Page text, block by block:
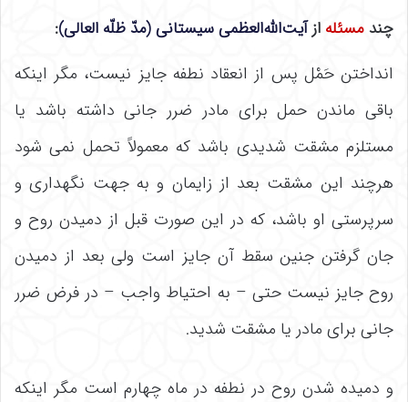
چند مسئله ازآیت‌الله‌العظمی سیستانی (مدّ ظلّه العالی):
انداختن حَمْل پس از انعقاد نطفه جایز نیست، مگر اینکه
باقی ماندن حمل برای مادر ضرر جانی داشته باشد یا
مستلزم مشقت شدیدی باشد که معمولاً تحمل نمی شود
هرچند این مشقت بعد از زایمان و به جهت نگهداری و
سرپرستی او باشد، که در این صورت قبل از دمیدن روح و
جان گرفتن جنین سقط آن جایز است ولی بعد از دمیدن
روح جایز نیست حتی – به احتیاط واجب – در فرض ضرر
جانی برای مادر یا مشقت شدید.
و دمیده شدن روح در نطفه در ماه چهارم است مگر اینکه